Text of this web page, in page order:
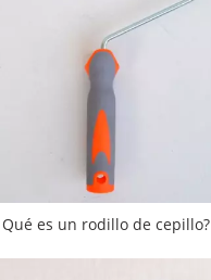
Qué es un rodillo de cepillo?